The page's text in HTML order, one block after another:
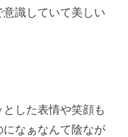
識していて美しい
した表情や笑顔も
なぁなんて陰なが